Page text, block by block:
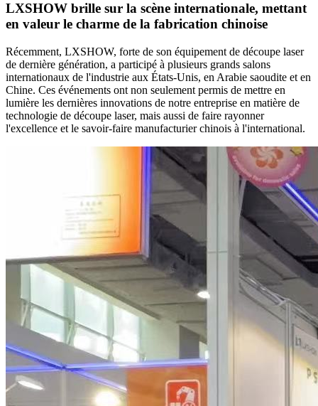
LXSHOW brille sur la scène internationale, mettant
en valeur le charme de la fabrication chinoise
Récemment, LXSHOW, forte de son équipement de découpe laser
de dernière génération, a participé à plusieurs grands salons
internationaux de l'industrie aux États-Unis, en Arabie saoudite et en
Chine. Ces événements ont non seulement permis de mettre en
lumière les dernières innovations de notre entreprise en matière de
technologie de découpe laser, mais aussi de faire rayonner
l'excellence et le savoir-faire manufacturier chinois à l'international.